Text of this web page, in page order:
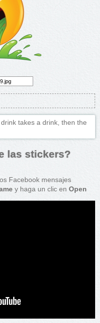
takes a drink, then the
las stickers?
Facebook mensajes
y haga un clic en Open